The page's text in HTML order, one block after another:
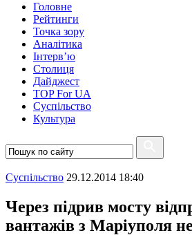
Головне
Рейтинги
Точка зору
Аналітика
Інтерв’ю
Столиця
Дайджест
TOP For UA
Суспiльство
Культура
Суспiльство 29.12.2014 18:40
Через підрив мосту
вантажів з Маріуполя